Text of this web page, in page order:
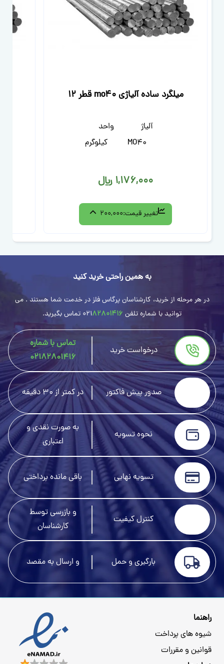
1,176,000 ﷼
تغییر قیمت:200,000
میلگرد ساده آلیاژی mo40 قطر 12
آلیاژ
MO40
واحد
کیلوگرم
به همین راحتی خرید کنید
در هر مرحله از خرید، کارشناسان پرگاس فلز در خدمت شما هستند . می
توانید با شماره تلفن
02182801416 تماس بگیرید.
درخواست خرید
تماس با شماره
02182801416
صدور پیش فاکتور در کمتر از 30 دقیقه
نحوه تسویه
به صورت نقدی و
اعتباری
تسویه نهایی باقی مانده پرداختی
کنترل کیفیت
و بازرسی توسط
کارشناسان
بارگیری و حمل و ارسال به مقصد
راهنما
شیوه های پرداخت
قوانین و مقررات